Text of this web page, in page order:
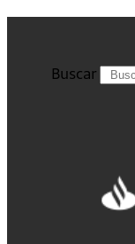
Buscar